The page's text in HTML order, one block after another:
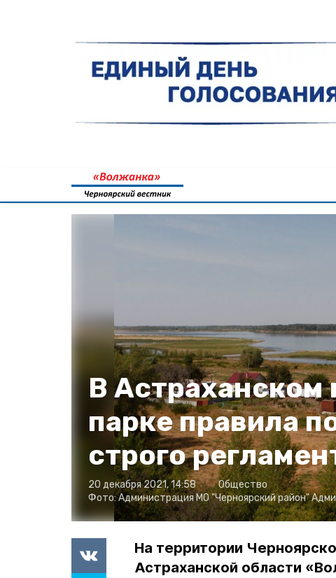
В
парке правила
строго
20 декабря 2021, 14:58
Общество
Фото:Администрация МО "Черноярский район"
На территории
Астраханской области